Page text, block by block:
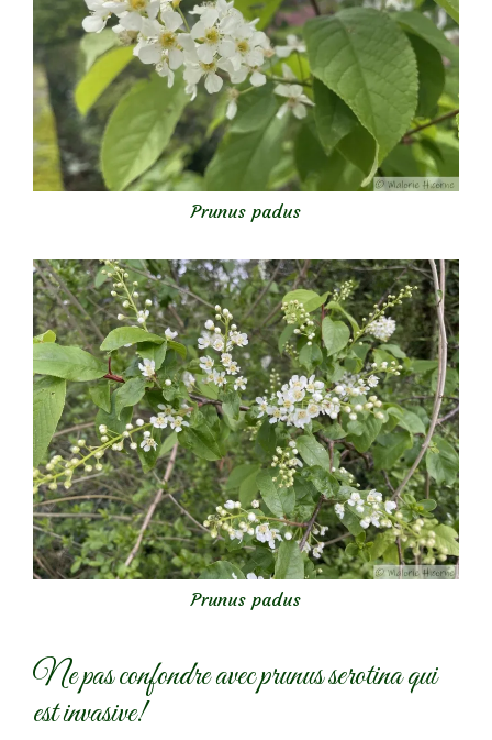
Prunus padus
Prunus padus
Ne pas confondre avec prunus serotina qui
est invasive!